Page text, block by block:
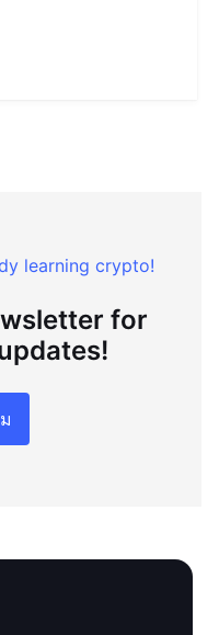
learning crypto!
for